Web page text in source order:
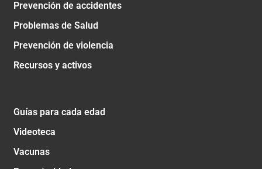
Prevención de accidentes
Problemas de Salud
Prevención de violencia
Recursos y activos
Guías para cada edad
Videoteca
Vacunas